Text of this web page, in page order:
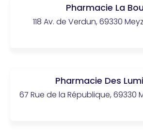
Pharmacie La
118 Av. de Verdun, 69330
Pharmacie Des
67 Rue de la République, 69330